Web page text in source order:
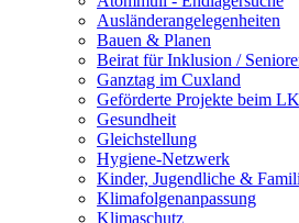
Ausländerangelegenheiten
Bauen & Planen
Beirat für Inklusion /
Ganztag im Cuxland
Geförderte Projekte beim
Gesundheit
Gleichstellung
Hygiene-Netzwerk
Kinder, Jugendliche &
Klimafolgenanpassung
Klimaschutz